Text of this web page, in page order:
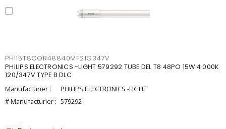
PHI15T8COR48840MF21G347V
PHILIPS ELECTRONICS -LIGHT 579292 TUBE DEL T8 48PO 15W 4 000K
120/347V TYPE B DLC
Manufacturier :
PHILIPS ELECTRONICS -LIGHT
# Manufacturier : 579292